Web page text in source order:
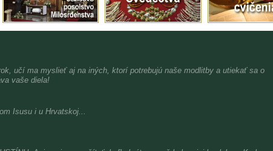
učí ma myslieť aj na iných, ktorí potrebujú naše modlitby a utiekať sa o
vaše diela!
Isusu i u Hrvatskoj...